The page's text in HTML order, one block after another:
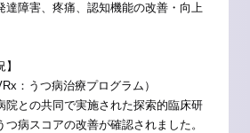
達障害、疼痛、認知機能の改善・向上
：うつ病治療プログラム）
院との共同で実施された探索的臨床研
病スコアの改善が確認されました。